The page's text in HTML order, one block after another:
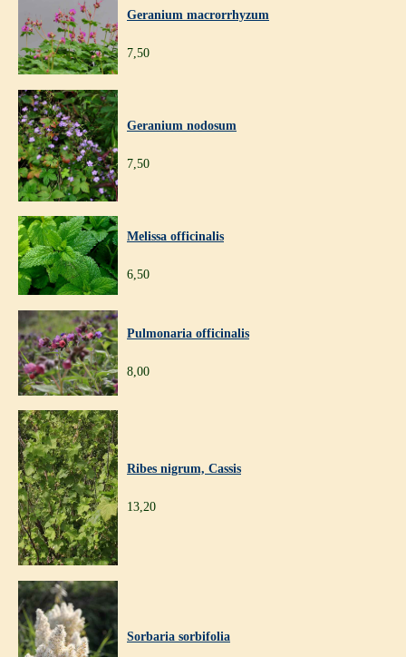
Geranium macrorrhyzum
7,50
Geranium nodosum
7,50
Melissa officinalis
6,50
Pulmonaria officinalis
8,00
Ribes nigrum, Cassis
13,20
Sorbaria sorbifolia